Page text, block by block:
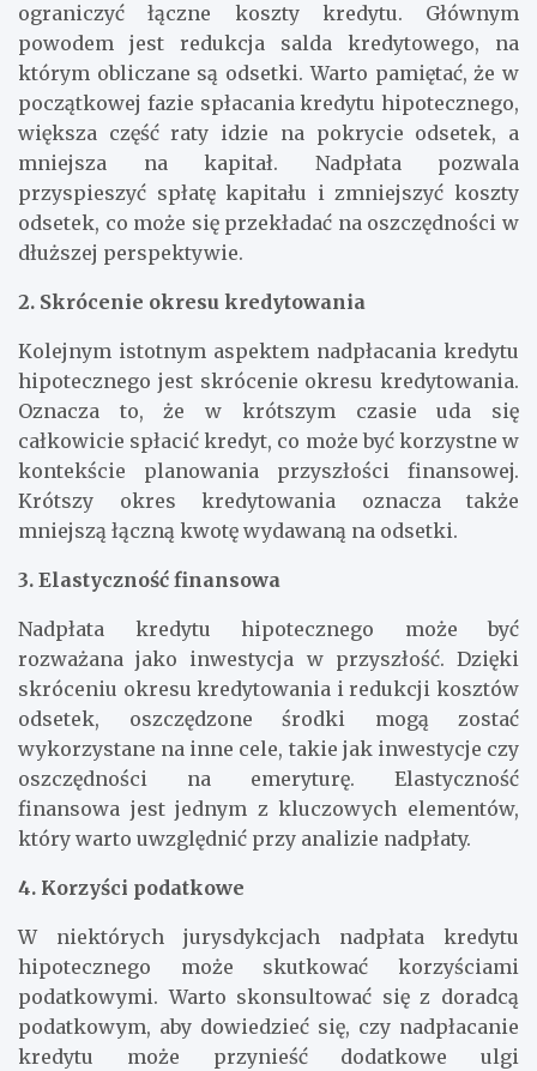
ograniczyć łączne koszty kredytu. Głównym
powodem jest redukcja salda kredytowego, na
którym obliczane są odsetki. Warto pamiętać, że w
początkowej fazie spłacania kredytu hipotecznego,
większa część raty idzie na pokrycie odsetek, a
mniejsza na kapitał. Nadpłata pozwala
przyspieszyć spłatę kapitału i zmniejszyć koszty
odsetek, co może się przekładać na oszczędności w
dłuższej perspektywie.
2. Skrócenie okresu kredytowania
Kolejnym istotnym aspektem nadpłacania kredytu
hipotecznego jest skrócenie okresu kredytowania.
Oznacza to, że w krótszym czasie uda się
całkowicie spłacić kredyt, co może być korzystne w
kontekście planowania przyszłości finansowej.
Krótszy okres kredytowania oznacza także
mniejszą łączną kwotę wydawaną na odsetki.
3. Elastyczność finansowa
Nadpłata kredytu hipotecznego może być
rozważana jako inwestycja w przyszłość. Dzięki
skróceniu okresu kredytowania i redukcji kosztów
odsetek, oszczędzone środki mogą zostać
wykorzystane na inne cele, takie jak inwestycje czy
oszczędności na emeryturę. Elastyczność
finansowa jest jednym z kluczowych elementów,
który warto uwzględnić przy analizie nadpłaty.
4. Korzyści podatkowe
W niektórych jurysdykcjach nadpłata kredytu
hipotecznego może skutkować korzyściami
podatkowymi. Warto skonsultować się z doradcą
podatkowym, aby dowiedzieć się, czy nadpłacanie
kredytu może przynieść dodatkowe ulgi